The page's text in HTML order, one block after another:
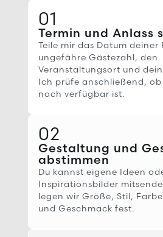
01
Termin und Anlass
Teile mir das Datum deiner
ungefähre Gästezahl, den
Veranstaltungsort und
Ich prüfe anschließend, ob
noch verfügbar ist.
02
Gestaltung und
abstimmen
Du kannst eigene Ideen
Inspirationsbilder
legen wir Größe, Stil,
und Geschmack fest.